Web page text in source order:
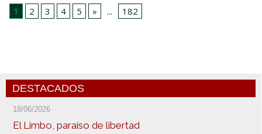
1
2 3 4 5 » ... 182
DESTACADOS
18/06/2026
El Limbo, paraíso de libertad